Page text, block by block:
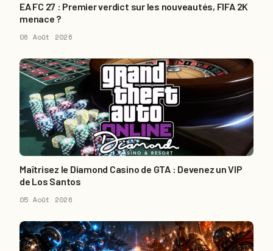
EA FC 27 : Premier verdict sur les nouveautés, FIFA 2K
menace ?
06 Août 2026
Maîtrisez le Diamond Casino de GTA : Devenez un VIP
de Los Santos
05 Août 2026